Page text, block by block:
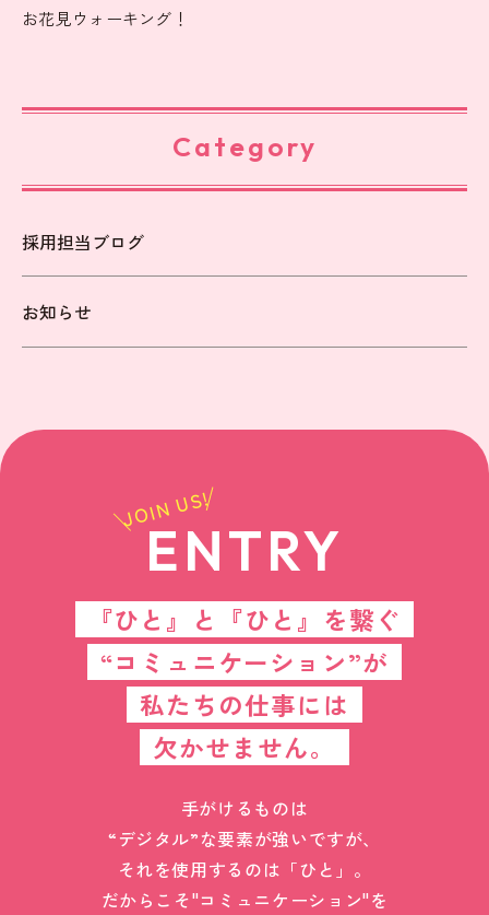
お花見ウォーキング！
Category
採用担当ブログ
お知らせ
JOIN US!
ENTRY
『ひと』と『ひと』を繋ぐ
“コミュニケーション”が
私たちの仕事には
欠かせません。
手がけるものは
“デジタル”な要素が強いですが、
それを使用するのは「ひと」。
だからこそ"コミュニケーション"を